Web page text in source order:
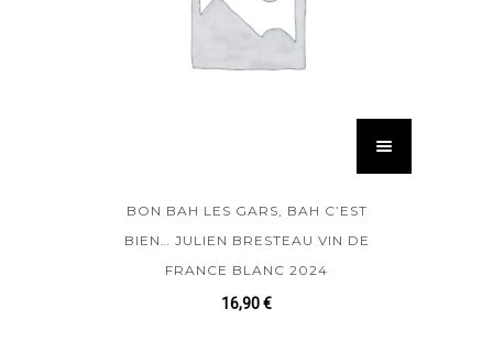
BON BAH LES GARS, BAH C’EST
BIEN… JULIEN BRESTEAU VIN DE
FRANCE BLANC 2024
16,90€